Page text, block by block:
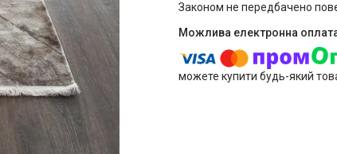
Законом не передбачено
можете купити будь-який